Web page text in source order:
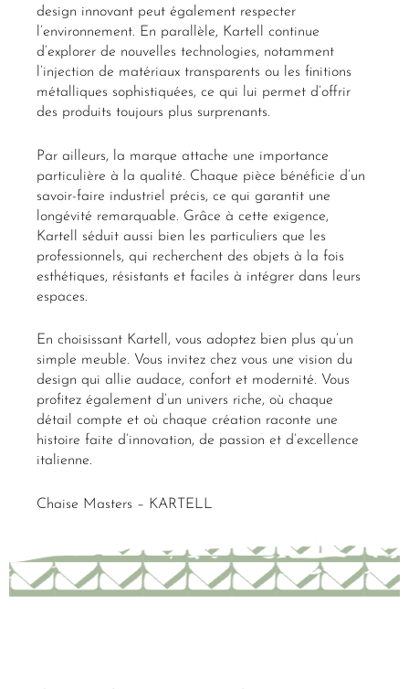
design innovant peut également respecter
l’environnement. En parallèle, Kartell continue
d’explorer de nouvelles technologies, notamment
l’injection de matériaux transparents ou les finitions
métalliques sophistiquées, ce qui lui permet d’offrir
des produits toujours plus surprenants.
Par ailleurs, la marque attache une importance
particulière à la qualité. Chaque pièce bénéficie d’un
savoir-faire industriel précis, ce qui garantit une
longévité remarquable. Grâce à cette exigence,
Kartell séduit aussi bien les particuliers que les
professionnels, qui recherchent des objets à la fois
esthétiques, résistants et faciles à intégrer dans leurs
espaces.
En choisissant Kartell, vous adoptez bien plus qu’un
simple meuble. Vous invitez chez vous une vision du
design qui allie audace, confort et modernité. Vous
profitez également d’un univers riche, où chaque
détail compte et où chaque création raconte une
histoire faite d’innovation, de passion et d’excellence
italienne.
Chaise Masters – KARTELL